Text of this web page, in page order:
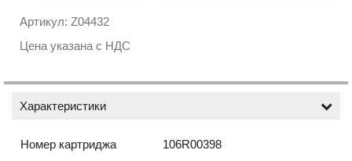
Артикул: Z04432
Цена указана с НДС
Характеристики
Номер картриджа
106R00398